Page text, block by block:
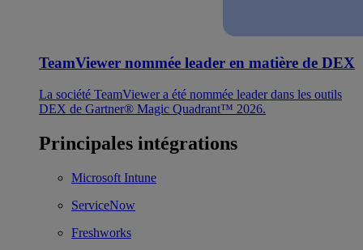
TeamViewer nommée leader en matière de DEX
La société TeamViewer a été nommée leader dans les outils
DEX de Gartner® Magic Quadrant™ 2026.
Principales intégrations
Microsoft Intune
ServiceNow
Freshworks